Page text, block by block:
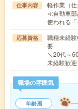
仕事内容
軽作業（
≪自動車部
使われる
応募資格
職種未経
要
＼20代～
未経験歓
職場の雰囲気
年齢層